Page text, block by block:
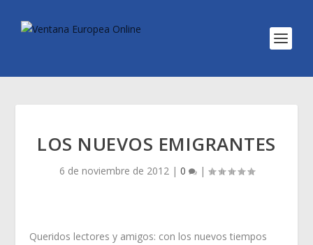
LOS NUEVOS EMIGRANTES
6 de noviembre de 2012| 0 |
Queridos lectores y amigos: con los nuevos tiempos